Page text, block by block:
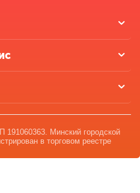
Минский городской
в торговом реестре